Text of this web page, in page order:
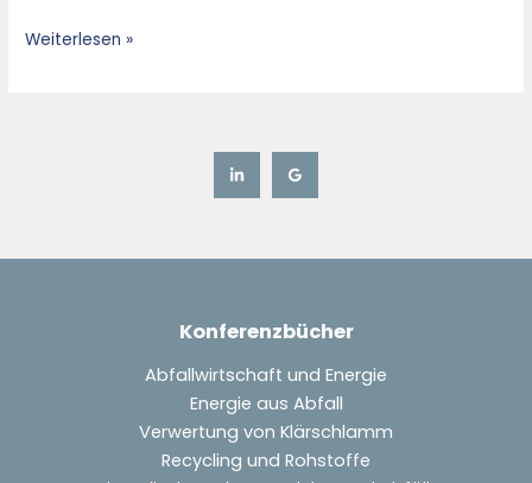
Anbindung
Weiterlesen »
Konferenzbücher
Abfallwirtschaft und Energie
Energie aus Abfall
Verwertung von Klärschlamm
Recycling und Rohstoffe